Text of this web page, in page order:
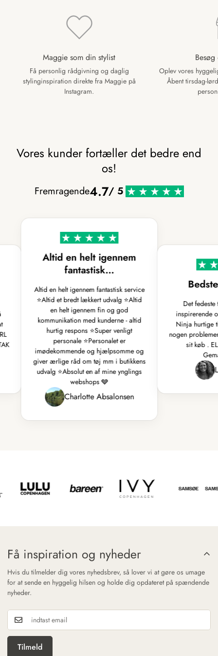
Maggie som din stylist
Få personlig rådgivning og daglig
stylinginspiration direkte fra Maggie på
Instagram.
Oplev vores
Åbent tirsdag-
Vores kunder fortæller det bedre end
os!
Fremragende4.7/ 5
Altid en helt igennem
fantastisk…
Altid en helt igennem fantastisk service
⭐️Altid et bredt lækkert udvalg ⭐️Altid
en helt igennem fin og god
kommunikation med kunderne - altid
hurtig respons ⭐️Super venligt
personale ⭐️Personalet er
imødekommende og hjælpsomme og
giver ærlige råd om tøj mm i butikkens
udvalg ⭐️Absolut en af mine ynglings
webshops 🩶
Charlotte Absalonsen
Det fedeste
inspirerende
Ninja hurtige
nogen
sit køb .
Få inspiration og nyheder
Hvis du tilmelder dig vores nyhedsbrev, så lover vi at gøre os umage
for at sende en hyggelig hilsen og holde dig opdateret på spændende
nyheder.
Tilmeld